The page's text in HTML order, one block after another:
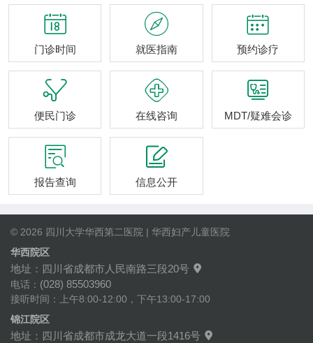

门诊时间

就医指南

预约诊疗

便民门诊

在线咨询

MDT/疑难会诊

报告查询

信息公开
© 2026 四川大学华西第二医院 | 华西妇产儿童医院
华西院区
地址：四川省成都市人民南路三段20号 
电话： (028) 85503960
接听时间：上午8:00-12:00，下午13:00-17:00
锦江院区
地址：四川省成都市成龙大道一段1416号 